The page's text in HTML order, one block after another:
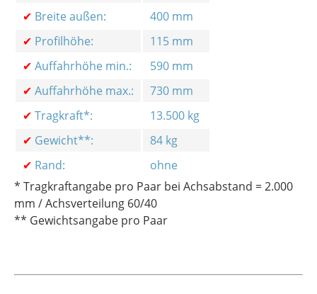
✔ Breite außen:
400 mm
✔ Profilhöhe:
115 mm
✔ Auffahrhöhe min.:
590 mm
✔ Auffahrhöhe max.:
730 mm
✔ Tragkraft*:
13.500 kg
✔ Gewicht**:
84 kg
✔ Rand:
ohne
* Tragkraftangabe pro Paar bei Achsabstand = 2.000
mm / Achsverteilung 60/40
** Gewichtsangabe pro Paar